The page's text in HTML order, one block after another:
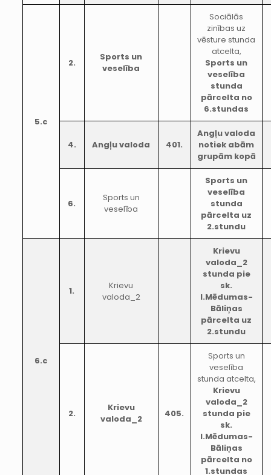
5.c
2.
Sports un
veselība
Sociālās
zinības uz
vēsture stunda
atcelta,
Sports un
veselība
stunda
pārcelta no
6.stundas
4. Angļu valoda 401.
Angļu valoda
notiek abām
grupām kopā
6.
Sports un
veselība
Sports un
veselība
stunda
pārcelta uz
2.stundu
6.c
1.
Krievu
valoda_2
Krievu
valoda_2
stunda pie
sk.
I.Mēdumas-
Bāliņas
pārcelta uz
2.stundu
2.
Krievu
valoda_2
405.
Sports un
veselība
stunda atcelta,
Krievu
valoda_2
stunda pie
sk.
I.Mēdumas-
Bāliņas
pārcelta no
1.stundas